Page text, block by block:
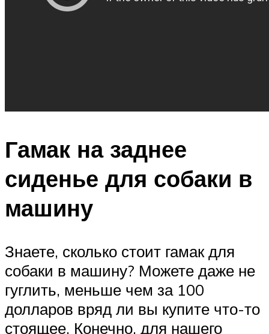
Гамак на заднее
сиденье для собаки в
машину
Знаете, сколько стоит гамак для
собаки в машину? Можете даже не
гуглить, меньше чем за 100
долларов вряд ли вы купите что-то
стоящее. Конечно, для нашего